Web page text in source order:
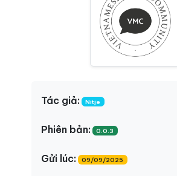
Tác giả: Nitje
Phiên bản: 0.0.3
Gửi lúc: 09/09/2025